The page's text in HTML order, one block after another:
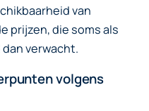
van
prijzen, die soms als
verwacht.
volgens